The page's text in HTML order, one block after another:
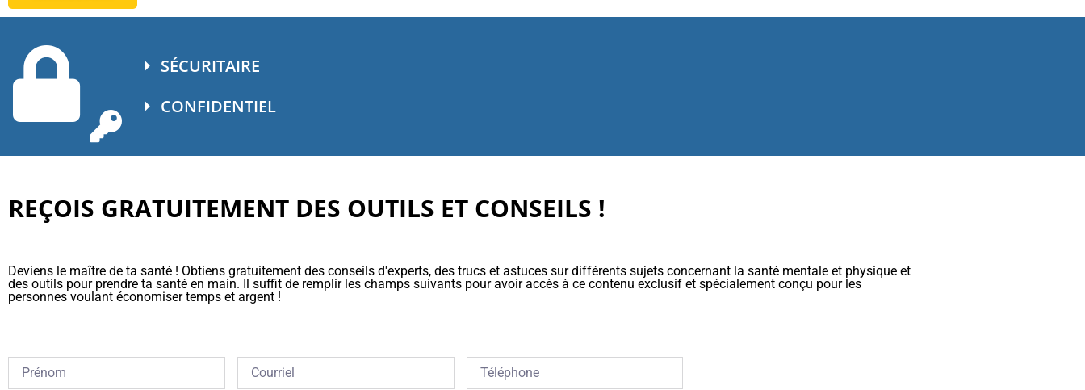
SÉCURITAIRE
CONFIDENTIEL
REÇOIS GRATUITEMENT DES OUTILS ET CONSEILS !
Deviens le maître de ta santé ! Obtiens gratuitement des conseils d'experts, des trucs et astuces sur différents sujets concernant la santé mentale et physique et
des outils pour prendre ta santé en main. Il suffit de remplir les champs suivants pour avoir accès à ce contenu exclusif et spécialement conçu pour les
personnes voulant économiser temps et argent !